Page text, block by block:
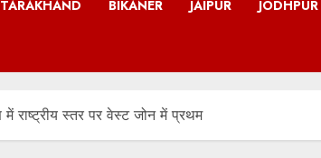
BIKANER JAIPUR JODHPUR
में राष्ट्रीय स्तर पर वेस्ट जोन में प्रथम